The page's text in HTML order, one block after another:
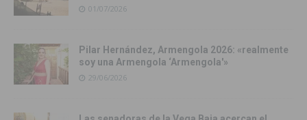
01/07/2026
Pilar Hernández, Armengola 2026: «realmente
soy una Armengola ‘Armengola'»
29/06/2026